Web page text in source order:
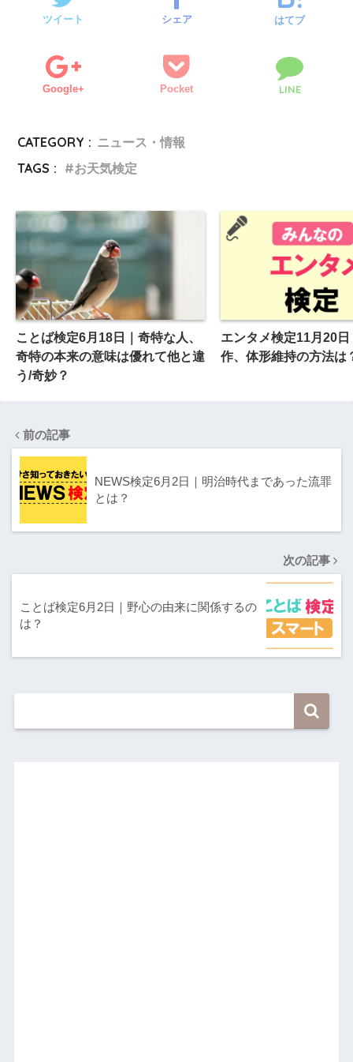
ツイート シェア はてブ
Google+ Pocket LINE
CATEGORY : ニュース・情報
TAGS :
お天気検定
ことば検定6月18日｜奇特な人、
奇特の本来の意味は優れて他と違
う/奇妙？
エンタメ検定11月20
作、体形維持の方法は
前の記事
NEWS検定6月2日｜明治時代まであった流罪
とは？
次の記事
ことば検定6月2日｜野心の由来に関係するの
は？